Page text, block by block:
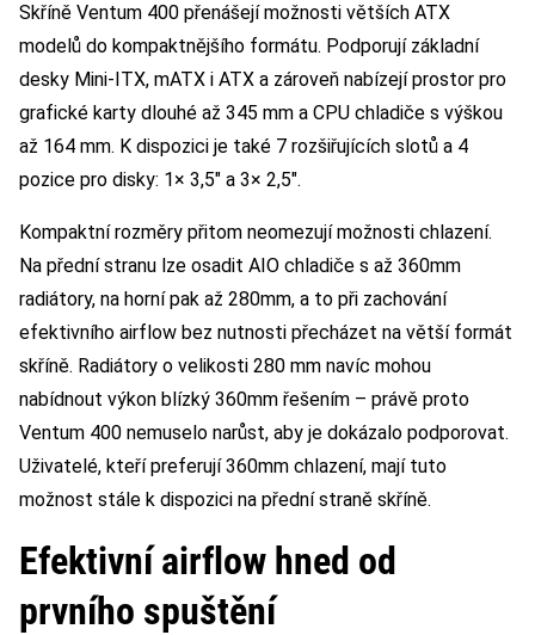
Skříně Ventum 400 přenášejí možnosti větších ATX
modelů do kompaktnějšího formátu. Podporují základní
desky Mini-ITX, mATX i ATX a zároveň nabízejí prostor pro
grafické karty dlouhé až 345 mm a CPU chladiče s výškou
až 164 mm. K dispozici je také 7 rozšiřujících slotů a 4
pozice pro disky: 1× 3,5″ a 3× 2,5″.
Kompaktní rozměry přitom neomezují možnosti chlazení.
Na přední stranu lze osadit AIO chladiče s až 360mm
radiátory, na horní pak až 280mm, a to při zachování
efektivního airflow bez nutnosti přecházet na větší formát
skříně. Radiátory o velikosti 280 mm navíc mohou
nabídnout výkon blízký 360mm řešením – právě proto
Ventum 400 nemuselo narůst, aby je dokázalo podporovat.
Uživatelé, kteří preferují 360mm chlazení, mají tuto
možnost stále k dispozici na přední straně skříně.
Efektivní airflow hned od
prvního spuštění